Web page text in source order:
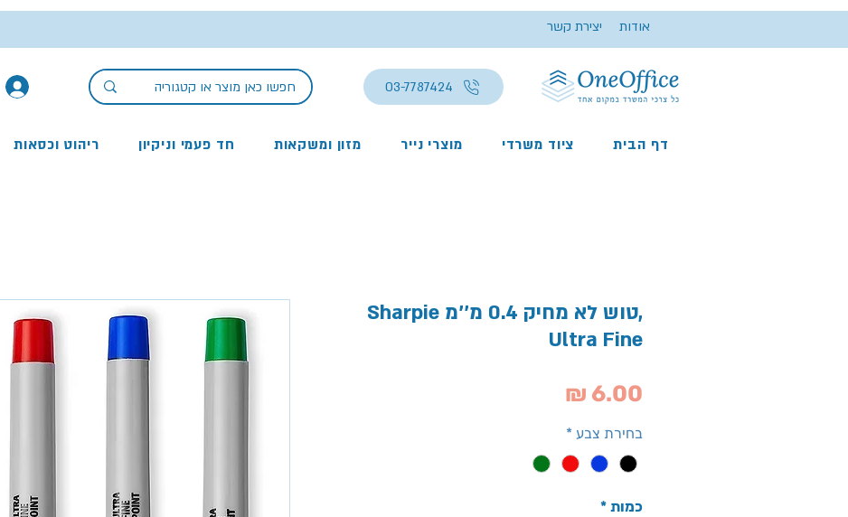
יצירת קשר אודות
03-7787424
דף הבית ציוד משרדי מוצרי נייר מזון ומשקאות חד פעמי וניקיון ריהוט וכסאות
,טוש לא מחיק 0.4 מ''מ Sharpie
Ultra Fine
בחירת צבע *
כמות *